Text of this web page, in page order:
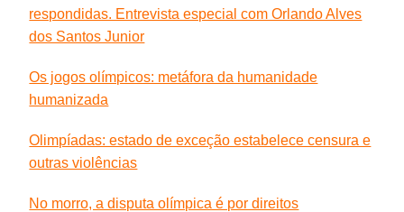
respondidas. Entrevista especial com Orlando Alves
dos Santos Junior
Os jogos olímpicos: metáfora da humanidade
humanizada
Olimpíadas: estado de exceção estabelece censura e
outras violências
No morro, a disputa olímpica é por direitos